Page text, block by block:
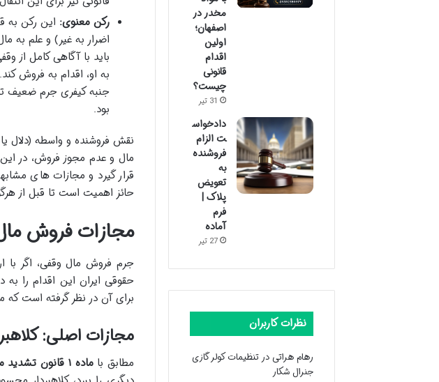
رکن معنوی: این رکن به
اضرار به غیر) و علم به
باید با آگاهی کامل از
به او، اقدام به فروش
جنبه کیفری جرم ضعیف
بود.
نقش فروشنده و واسطه (دلال
مال و عدم مجوز فروش، در
قرار گیرد و مجازات های
حائز اهمیت است تا قبل از
مجازات فروش
جرم فروش مال وقفی، اگر
حقوقی ایران این اقدام را
برای آن در نظر گرفته است که
مجازات اصلی:
مطابق باماده ۱ قانون تشدید مجازات مرتکبین کلاهبرداری، اختلاس و ارتشاء
مخدر در
اصفهان؛
اولین
اقدام
قانونی
چیست؟
31 تیر
دادخواس
ت الزام
فروشنده
به
تعویض
پلاک |
فرم
آماده
27 تیر
نظرات کاربران
رهام هراتیدرتنظیمات کولر گازی
جنرال شکار